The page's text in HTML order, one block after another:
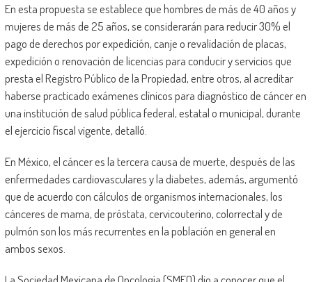
En esta propuesta se establece que hombres de más de 40 años y
mujeres de más de 25 años, se considerarán para reducir 30% el
pago de derechos por expedición, canje o revalidación de placas,
expedición o renovación de licencias para conducir y servicios que
presta el Registro Público de la Propiedad, entre otros, al acreditar
haberse practicado exámenes clínicos para diagnóstico de cáncer en
una institución de salud pública federal, estatal o municipal, durante
el ejercicio fiscal vigente, detalló.
En México, el cáncer es la tercera causa de muerte, después de las
enfermedades cardiovasculares y la diabetes, además, argumentó
que de acuerdo con cálculos de organismos internacionales, los
cánceres de mama, de próstata, cervicouterino, colorrectal y de
pulmón son los más recurrentes en la población en general en
ambos sexos.